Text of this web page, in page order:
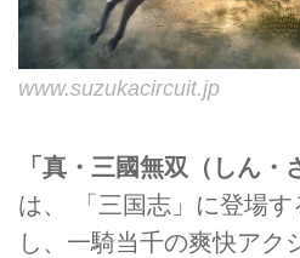
www.suzukacircuit.jp
「真・三國無双（しん・
は、 「三国志」に登場
し、一騎当千の爽快アク